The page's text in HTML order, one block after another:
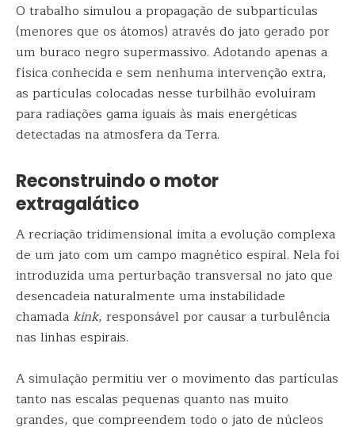
O trabalho simulou a propagação de subpartículas
(menores que os átomos) através do jato gerado por
um buraco negro supermassivo. Adotando apenas a
física conhecida e sem nenhuma intervenção extra,
as partículas colocadas nesse turbilhão evoluíram
para radiações gama iguais às mais energéticas
detectadas na atmosfera da Terra.
Reconstruindo o motor
extragalático
A recriação tridimensional imita a evolução complexa
de um jato com um campo magnético espiral. Nela foi
introduzida uma perturbação transversal no jato que
desencadeia naturalmente uma instabilidade
chamada kink, responsável por causar a turbulência
nas linhas espirais.
A simulação permitiu ver o movimento das partículas
tanto nas escalas pequenas quanto nas muito
grandes, que compreendem todo o jato de núcleos